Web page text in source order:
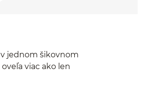
jednom šikovnom
viac ako len